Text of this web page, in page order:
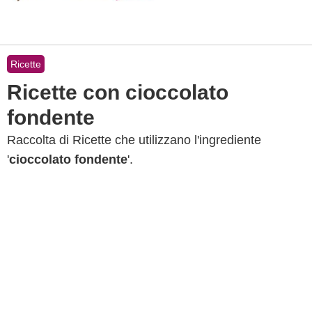
Ricette
Ricette con cioccolato
fondente
Raccolta di Ricette che utilizzano l'ingrediente
'cioccolato fondente'.